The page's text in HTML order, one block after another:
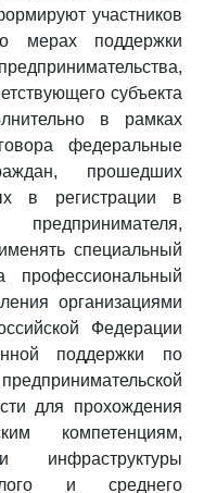
участников
мерах поддержки
субъекта
в рамках
федеральные
прошедших
в регистрации в
предпринимателя,
специальный
организациями
Федерации
поддержки по
для прохождения
компетенциям,
инфраструктуры
и среднего